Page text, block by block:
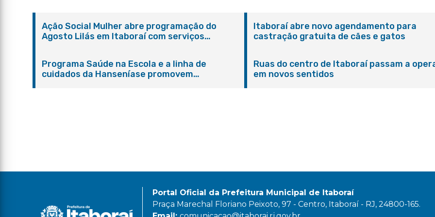
Ação Social Mulher abre programação do
Agosto Lilás em Itaboraí com serviços
Itaboraí abre novo agendamento para
castração gratuita de cães e gatos
Programa Saúde na Escola e a linha de
cuidados da Hanseníase promovem
Ruas do centro de Itaboraí passam a
em novos sentidos
Portal Oficial da Prefeitura Municipal de Itaboraí
Praça Marechal Floriano Peixoto, 97 - Centro, Itaboraí - RJ, 24800-165.